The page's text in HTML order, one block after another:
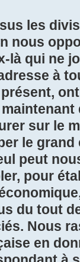
les
nous
là qui ne
à
sur le
le
peut
pour
du tout
Nous
en